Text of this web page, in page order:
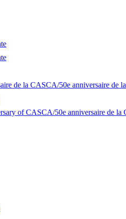
de la CASCA/50e anniversaire de
of CASCA/50e anniversaire de la